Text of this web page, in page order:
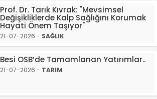
Prof. Dr. Tarık Kıvrak: "Mevsimsel
Değişikliklerde Kalp Sağlığını Korumak
Hayati Önem Taşıyor"
21-07-2026 - SAĞLIK
Besi OSB’de Tamamlanan Yatırımlar..
21-07-2026 - TARIM